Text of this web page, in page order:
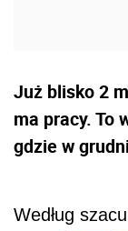
Już blisko 2
ma pracy. To
gdzie w
Według